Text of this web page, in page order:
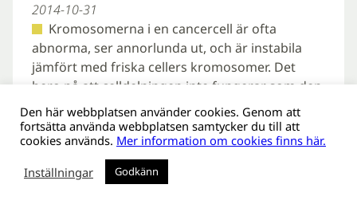
2014-10-31
Kromosomerna i en cancercell är ofta
abnorma, ser annorlunda ut, och är instabila
jämfört med friska cellers kromosomer. Det
bero på att celldelningen inte fungerar som den
ska. I den aktuella studien som handlar om…
Läs mer
Den här webbplatsen använder cookies. Genom att
fortsätta använda webbplatsen samtycker du till att
cookies används. Mer information om cookies finns här.
Inställningar
Godkänn